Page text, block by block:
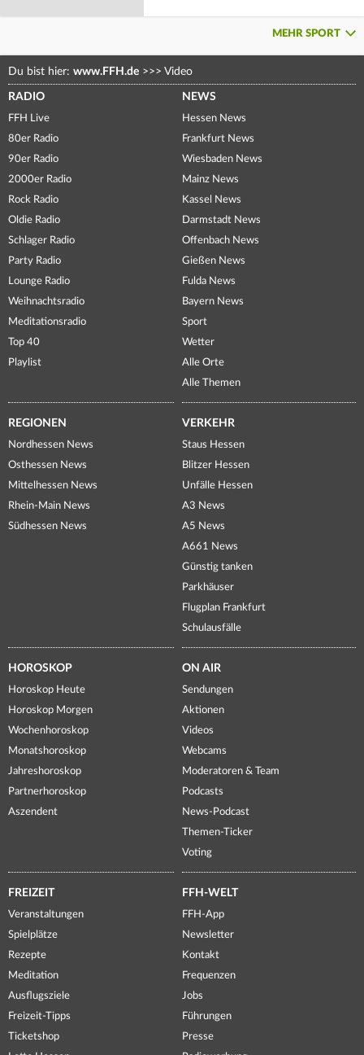
MEHR SPORT
Du bist hier: www.FFH.de >>> Video
RADIO
FFH Live
80er Radio
90er Radio
2000er Radio
Rock Radio
Oldie Radio
Schlager Radio
Party Radio
Lounge Radio
Weihnachtsradio
Meditationsradio
Top 40
Playlist
NEWS
Hessen News
Frankfurt News
Wiesbaden News
Mainz News
Kassel News
Darmstadt News
Offenbach News
Gießen News
Fulda News
Bayern News
Sport
Wetter
Alle Orte
Alle Themen
REGIONEN
Nordhessen News
Osthessen News
Mittelhessen News
Rhein-Main News
Südhessen News
VERKEHR
Staus Hessen
Blitzer Hessen
Unfälle Hessen
A3 News
A5 News
A661 News
Günstig tanken
Parkhäuser
Flugplan Frankfurt
Schulausfälle
HOROSKOP
Horoskop Heute
Horoskop Morgen
Wochenhoroskop
Monatshoroskop
Jahreshoroskop
Partnerhoroskop
Aszendent
ON AIR
Sendungen
Aktionen
Videos
Webcams
Moderatoren & Team
Podcasts
News-Podcast
Themen-Ticker
Voting
FREIZEIT
Veranstaltungen
Spielplätze
Rezepte
Meditation
Ausflugsziele
Freizeit-Tipps
Ticketshop
FFH-WELT
FFH-App
Newsletter
Kontakt
Frequenzen
Jobs
Führungen
Presse